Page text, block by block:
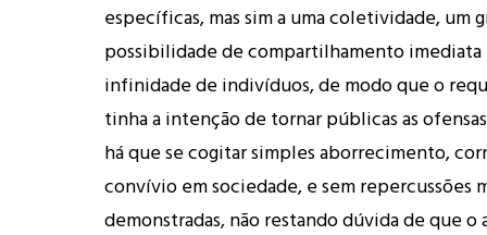
específicas, mas sim a uma coletividade, um
possibilidade de compartilhamento imediata
infinidade de indivíduos, de modo que o
tinha a intenção de tornar públicas as
há que se cogitar simples aborrecimento,
convívio em sociedade, e sem repercussões
demonstradas, não restando dúvida de que